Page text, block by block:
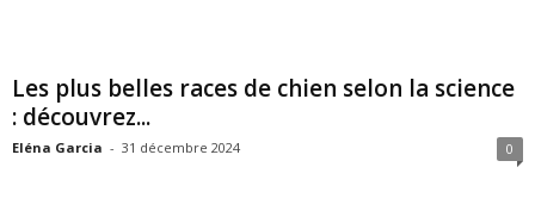
Les plus belles races de chien selon la science
: découvrez...
Eléna Garcia - 31 décembre 2024 0